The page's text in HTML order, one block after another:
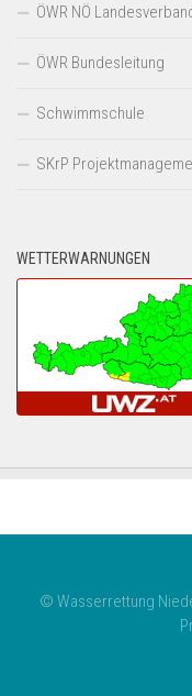
ÖWR NÖ
ÖWR Bundesleitung
Schwimmschule
SKrP
WETTERWARNUNGEN
© Wasserrettung